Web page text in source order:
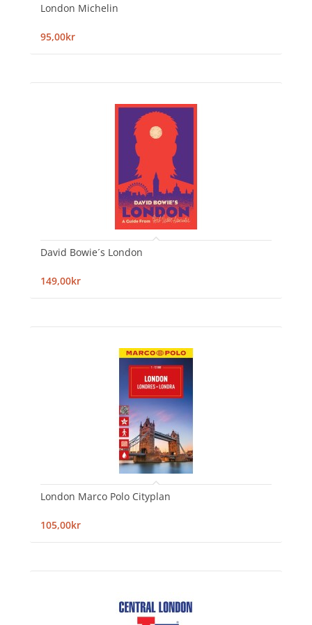
London Michelin
95,00kr
David Bowie´s London
149,00kr
London Marco Polo Cityplan
105,00kr